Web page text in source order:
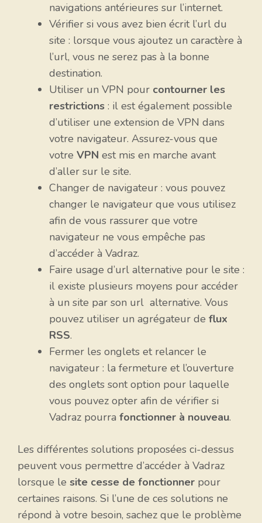
navigations antérieures sur l’internet.
Vérifier si vous avez bien écrit l’url du
site : lorsque vous ajoutez un caractère à
l’url, vous ne serez pas à la bonne
destination.
Utiliser un VPN pour contourner les
restrictions : il est également possible
d’utiliser une extension de VPN dans
votre navigateur. Assurez-vous que
votre VPN est mis en marche avant
d’aller sur le site.
Changer de navigateur : vous pouvez
changer le navigateur que vous utilisez
afin de vous rassurer que votre
navigateur ne vous empêche pas
d’accéder à Vadraz.
Faire usage d’url alternative pour le site :
il existe plusieurs moyens pour accéder
à un site par son url alternative. Vous
pouvez utiliser un agrégateur de flux
RSS.
Fermer les onglets et relancer le
navigateur : la fermeture et l’ouverture
des onglets sont option pour laquelle
vous pouvez opter afin de vérifier si
Vadraz pourra fonctionner à nouveau.
Les différentes solutions proposées ci-dessus
peuvent vous permettre d’accéder à Vadraz
lorsque le site cesse de fonctionner pour
certaines raisons. Si l’une de ces solutions ne
répond à votre besoin, sachez que le problème